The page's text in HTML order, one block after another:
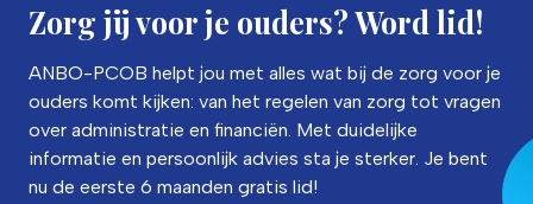
Zorg jij voor je ouders? Word lid!
ANBO-PCOB helpt jou met alles wat bij de zorg voor je
ouders komt kijken: van het regelen van zorg tot vragen
over administratie en financiën. Met duidelijke
informatie en persoonlijk advies sta je sterker. Je bent
nu de eerste 6 maanden gratis lid!